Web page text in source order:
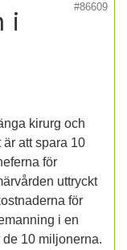
#86609
i
kirurg och
att spara 10
för
uttryckt
för
i en
10 miljonerna.